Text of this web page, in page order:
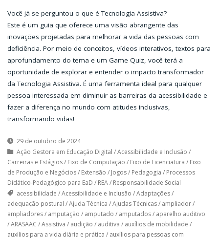
Você já se perguntou o que é Tecnologia Assistiva?
Este é um guia que oferece uma visão abrangente das
inovações projetadas para melhorar a vida das pessoas com
deficiência. Por meio de conceitos, vídeos interativos, textos para
aprofundamento do tema e um Game Quiz, você terá a
oportunidade de explorar e entender o impacto transformador
da Tecnologia Assistiva. É uma ferramenta ideal para qualquer
pessoa interessada em diminuir as barreiras da acessibilidade e
fazer a diferença no mundo com atitudes inclusivas,
transformando vidas!
29 de outubro de 2024
Ação Gestora em Educação Digital /Acessibilidade e Inclusão /
Carreiras e Estágios/ Eixo de Computação / Eixo de Licenciatura / Eixo
de Produção e Negócios/ Extensão / Jogos/ Pedagogia / Processos
Didático-Pedagógico para EaD / REA/ Responsabilidade Social
acessibilidade /Acessibilidade e Inclusão /Adaptações/
adequação postural /Ajuda Técnica /Ajudas Técnicas/ ampliador/
ampliadores/ amputação / amputado / amputados/ aparelho auditivo
/ARASAAC /Assistiva / audição / auditiva / auxílios de mobilidade /
auxílios para a vida diária e prática / auxílios para pessoas com